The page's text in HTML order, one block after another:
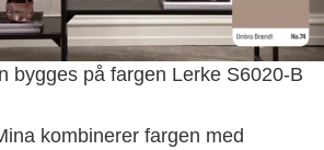
bygges på fargen Lerke S6020-B
kombinerer fargen med